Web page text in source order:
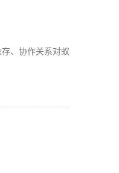
、协作关系对蚁